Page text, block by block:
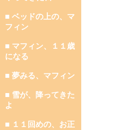
■ ベッドの上の、マ
フィン
■ マフィン、１１歳
になる
■ 夢みる、マフィン
■ 雪が、降ってきた
よ
■ １１回めの、お正